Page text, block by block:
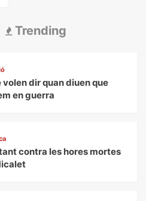
Trending
volen dir quan diuen que
en guerra
contra les hores mortes